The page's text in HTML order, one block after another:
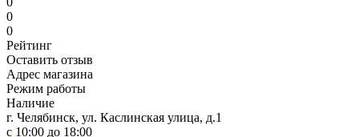
0
0
Рейтинг
Оставить отзыв
Адрес магазина
Режим работы
Наличие
г. Челябинск, ул. Каслинская улица, д.1
с 10:00 до 18:00